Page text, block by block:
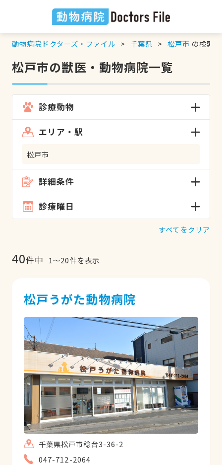
動物病院ドクターズ・ファイル 千葉県 松戸市 の検索
松戸市の獣医・動物病院一覧
診療動物
エリア・駅
松戸市
詳細条件
診療曜日
すべてをクリア
40件中 1〜20件を表示
松戸うがた動物病院
千葉県松戸市稔台3-36-2
047-712-2064